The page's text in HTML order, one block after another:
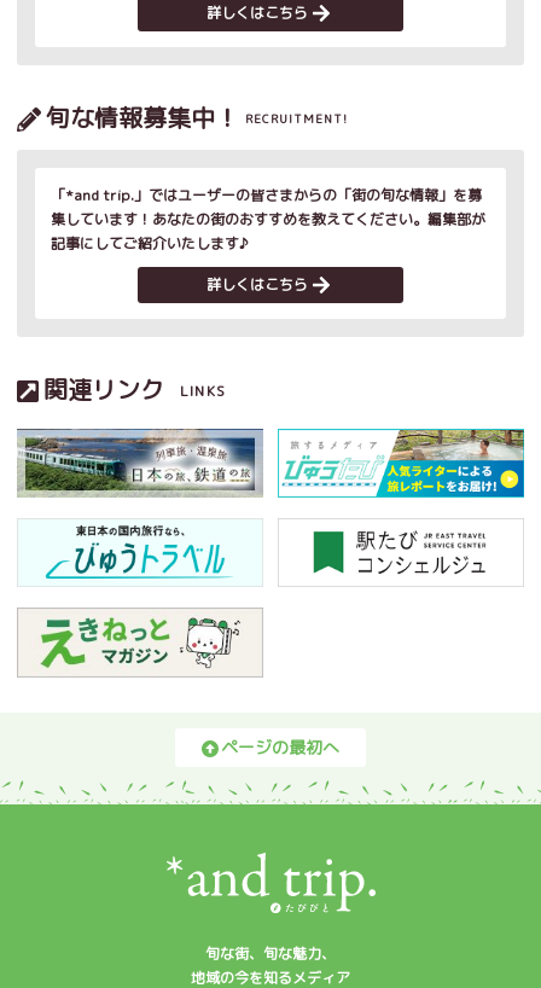
詳しくはこちら
旬な情報募集中！ RECRUITMENT!
「*and trip.」ではユーザーの皆さまからの「街の旬な情報」を募
集しています！あなたの街のおすすめを教えてください。編集部が
記事にしてご紹介いたします♪
詳しくはこちら
関連リンク LINKS
ページの最初へ
旬な街、旬な魅力、
地域の今を知るメディア